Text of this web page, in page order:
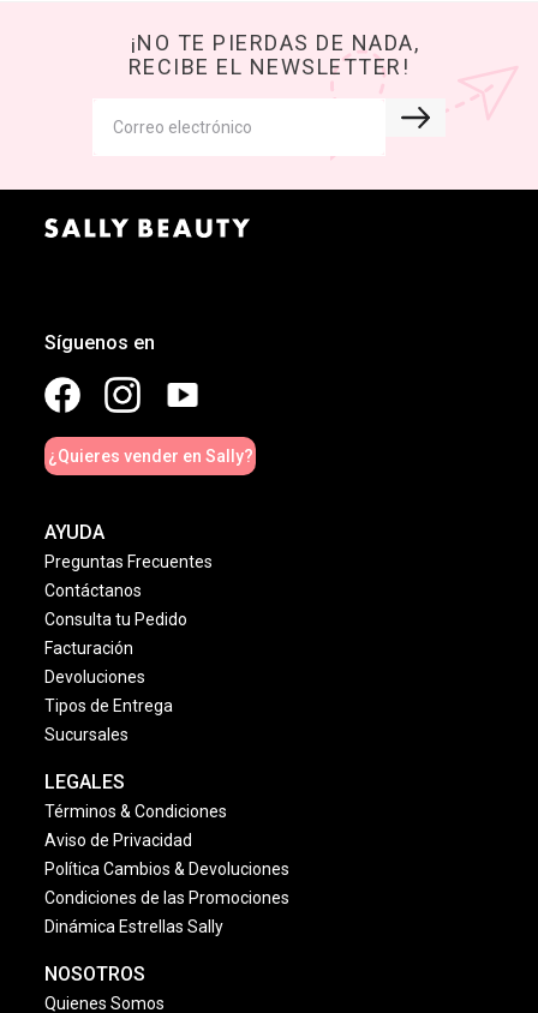
¡NO TE PIERDAS DE NADA,
RECIBE EL NEWSLETTER!
Síguenos en
¿Quieres vender en Sally?
AYUDA
Preguntas Frecuentes
Contáctanos
Consulta tu Pedido
Facturación
Devoluciones
Tipos de Entrega
Sucursales
LEGALES
Términos & Condiciones
Aviso de Privacidad
Política Cambios & Devoluciones
Condiciones de las Promociones
Dinámica Estrellas Sally
NOSOTROS
Quienes Somos